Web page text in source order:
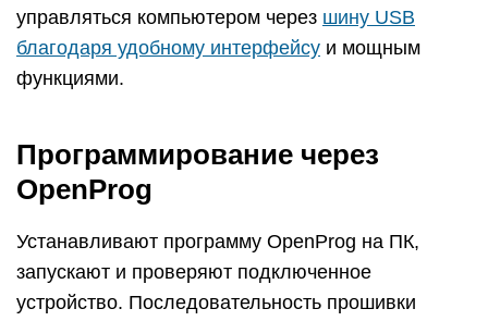
управляться компьютером через шину USB
благодаря удобному интерфейсу и мощным
функциями.
Программирование через
OpenProg
Устанавливают программу OpenProg на ПК,
запускают и проверяют подключенное
устройство. Последовательность прошивки